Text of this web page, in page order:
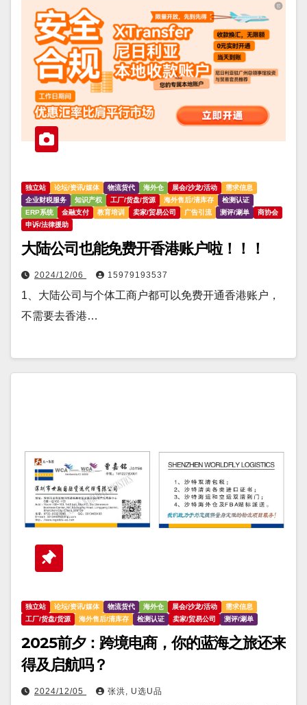
独立站 论坛/资讯/媒体 物流货代 海外仓 展会/沙龙/活动
需求信息
企业财税服务
知识产权 工厂/货盘/货源 海外售后/清库存
检测认证
ERP系统
金融支付 教育培训 卖家/贸易公司 广告引流 测评/涮单
商协会
申诉/法律援助
大陆公司也能免费开香港账户啦！！！
2024/12/06 15979193537
1、大陆公司与个体工商户都可以免费开通香港账户，
不需要去香港…
独立站 论坛/资讯/媒体 物流货代 海外仓 展会/沙龙/活动
需求信息
工厂/货盘/货源
海外售后/清库存 检测认证 卖家/贸易公司 测评/涮单
2025前夕：跨境电商，你的蓝海之旅还来
得及启航吗？
2024/12/05 张洪, U选U品